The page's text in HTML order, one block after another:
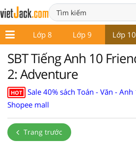
7 Lớp 8 Lớp 9 Lớp 10
SBT Tiếng Anh 10
2: Adventure
HOT
Sale 40% sách Toán - Văn -
Shopee mall
Trang trước